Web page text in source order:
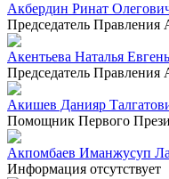
Акбердин Ринат
Председатель
Акентьева Наталья
Председатель
Акишев Данияр
Помощник Первого
Акпомбаев Иманжусуп
Информация отсутствует